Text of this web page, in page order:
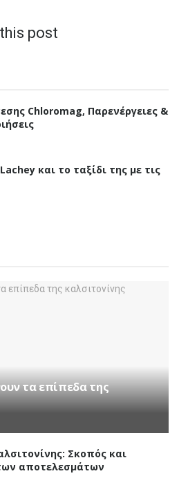
post
Chloromag, Παρενέργειες &
και το ταξίδι της με τις
τα επίπεδα της
Σκοπός και
αποτελεσμάτων